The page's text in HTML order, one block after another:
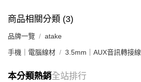
商品相關分類 (3)
品牌一覽 atake
手機｜電腦線材 3.5mm｜AUX音訊轉接線
本分類熱銷全站排行